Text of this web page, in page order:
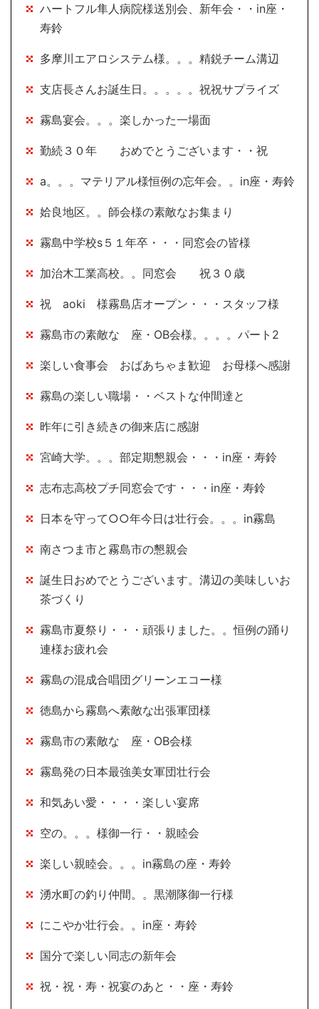
ハートフル隼人病院様送別会、新年会・・in座・
寿鈴
多摩川エアロシステム様。。。精鋭チーム溝辺
支店長さんお誕生日。。。。。祝祝サプライズ
霧島宴会。。。楽しかった一場面
勤続３０年 おめでとうございます・・祝
a。。。マテリアル様恒例の忘年会。。in座・寿鈴
姶良地区。。師会様の素敵なお集まり
霧島中学校s５１年卒・・・同窓会の皆様
加治木工業高校。。同窓会 祝３０歳
祝 aoki 様霧島店オープン・・・スタッフ様
霧島市の素敵な 座・OB会様。。。。パート2
楽しい食事会 おばあちゃま歓迎 お母様へ感謝
霧島の楽しい職場・・ベストな仲間達と
昨年に引き続きの御来店に感謝
宮崎大学。。。部定期懇親会・・・in座・寿鈴
志布志高校プチ同窓会です・・・in座・寿鈴
日本を守って○○年今日は壮行会。。。in霧島
南さつま市と霧島市の懇親会
誕生日おめでとうございます。溝辺の美味しいお
茶づくり
霧島市夏祭り・・・頑張りました。。恒例の踊り
連様お疲れ会
霧島の混成合唱団グリーンエコー様
徳島から霧島へ素敵な出張軍団様
霧島市の素敵な 座・OB会様
霧島発の日本最強美女軍団壮行会
和気あい愛・・・・楽しい宴席
空の。。。様御一行・・親睦会
楽しい親睦会。。。in霧島の座・寿鈴
湧水町の釣り仲間。。黒潮隊御一行様
にこやか壮行会。。in座・寿鈴
国分で楽しい同志の新年会
祝・祝・寿・祝宴のあと・・座・寿鈴